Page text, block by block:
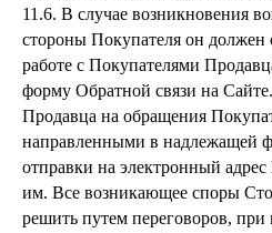
11.6. В случае возникновения
стороны Покупателя он должен
работе с Покупателями
форму Обратной связи на
Продавца на обращения
направленными в надлежащей
отправки на электронный
им. Все возникающее споры
решить путем переговоров,